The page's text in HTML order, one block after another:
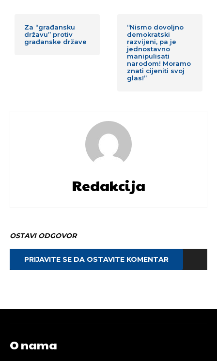
Za “građansku
državu” protiv
građanske države
“Nismo dovoljno
demokratski
razvijeni, pa je
jednostavno
manipulisati
narodom! Moramo
znati cijeniti svoj
glas!”
Redakcija
OSTAVI ODGOVOR
PRIJAVITE SE DA OSTAVITE KOMENTAR
O nama